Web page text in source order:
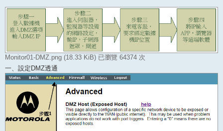
Monitor01-DMZ.png (18.33 KiB) 已瀏覽 64374 次
一、設定DMZ透通